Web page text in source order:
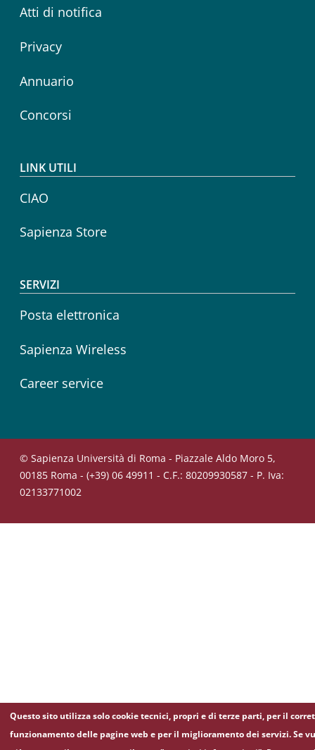
Atti di notifica
Privacy
Annuario
Concorsi
LINK UTILI
CIAO
Sapienza Store
SERVIZI
Posta elettronica
Sapienza Wireless
Career service
© Sapienza Università di Roma - Piazzale Aldo Moro 5,
00185 Roma - (+39) 06 49911 - C.F.: 80209930587 - P. Iva:
02133771002
Questo sito utilizza solo cookie tecnici, propri e di terze parti, per il
funzionamento delle pagine web e per il miglioramento dei servizi. Se